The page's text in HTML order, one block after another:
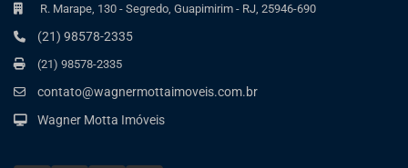
R. Marape, 130 - Segredo, Guapimirim - RJ, 25946-690
(21) 98578-2335
(21) 98578-2335
contato@wagnermottaimoveis.com.br
Wagner Motta Imóveis